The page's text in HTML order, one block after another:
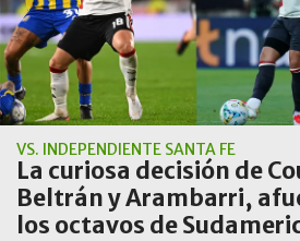
VS. INDEPENDIENTE SANTA FE
La curiosa decisión de
Beltrán y Arambarri,
los octavos de